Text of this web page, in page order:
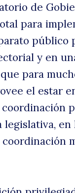
de
para
público
y en
para
el estar
legislativa,
coordinación